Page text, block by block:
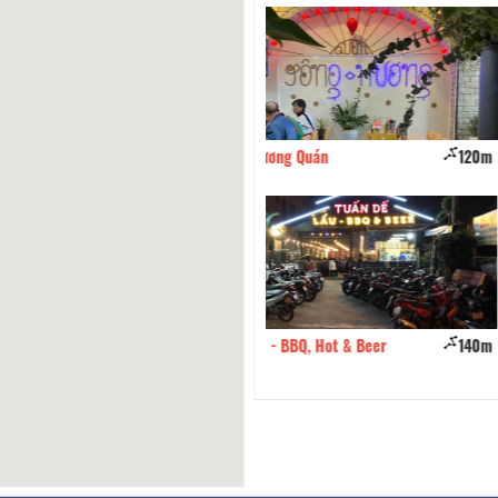
Tiệm Bánh Canh 2 Chàng
Pho Co Chat Nam Dinh